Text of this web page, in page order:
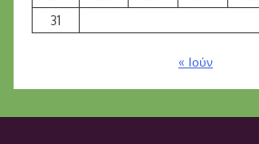
31
« Ιούν